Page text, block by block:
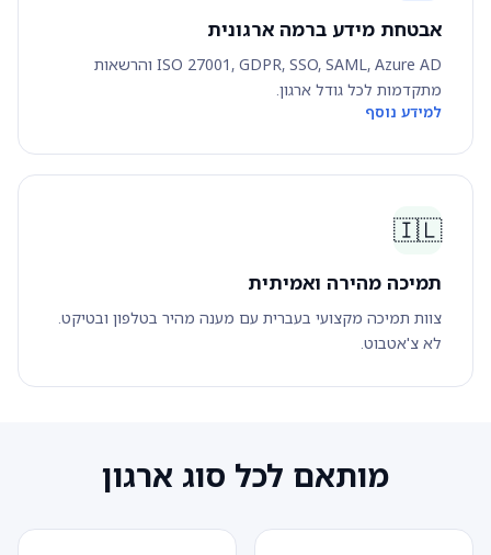
אבטחת מידע ברמה ארגונית
ISO 27001, GDPR, SSO, SAML, Azure AD והרשאות
מתקדמות לכל גודל ארגון.
למידע נוסף
🇮🇱
תמיכה מהירה ואמיתית
צוות תמיכה מקצועי בעברית עם מענה מהיר בטלפון ובטיקט.
לא צ'אטבוט.
מותאם לכל סוג ארגון